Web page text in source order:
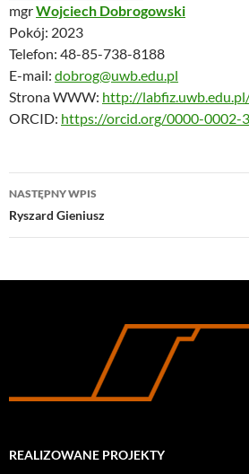
mgrWojciech Dobrogowski
Pokój: 2023
Telefon: 48-85-738-8188
E-mail: dobrog@uwb.edu.pl
Strona WWW: http://
ORCID: https://orcid.org/0000-0002-
Nawigacja
wpisu
NASTĘPNY WPIS
Ryszard Gieniusz
REALIZOWANE PROJEKTY